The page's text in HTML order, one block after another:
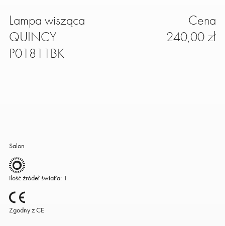
Lampa wisząca
QUINCY
P01811BK
Salon
Ilość źródeł światła: 1
Zgodny z CE
Cena
240,00 zł